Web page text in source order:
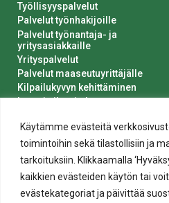
Käytämme evästeitä
toimintoihin sekä tilastollisiin ja
tarkoituksiin. Klikkaamalla
kaikkien evästeiden käytön tai
evästekategoriat ja päivittää
Työllisyyspalvelut
Palvelut työnhakijoille
Palvelut työnantaja- ja
yritysasiakkaille
Yrityspalvelut
Palvelut maaseutuyrittäjälle
Kilpailukyvyn kehittäminen
Luvat ja ilmoitukset